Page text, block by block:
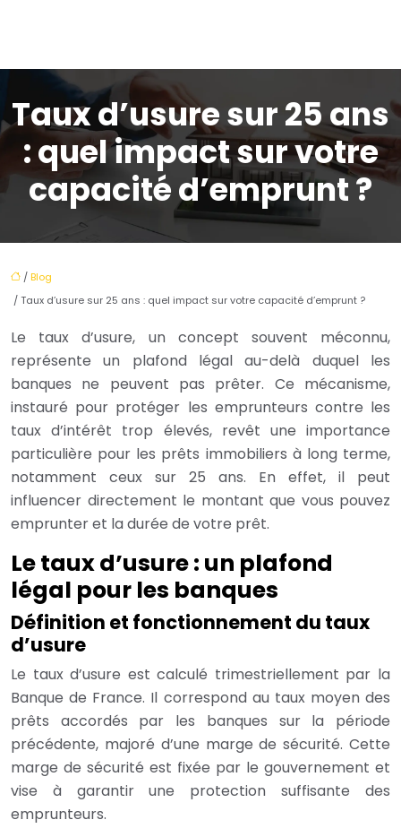
Taux d’usure sur 25 ans
: quel impact sur votre
capacité d’emprunt ?
/ Blog
/ Taux d’usure sur 25 ans : quel impact sur votre capacité d’emprunt ?
Le taux d’usure, un concept souvent méconnu,
représente un plafond légal au-delà duquel les
banques ne peuvent pas prêter. Ce mécanisme,
instauré pour protéger les emprunteurs contre les
taux d’intérêt trop élevés, revêt une importance
particulière pour les prêts immobiliers à long terme,
notamment ceux sur 25 ans. En effet, il peut
influencer directement le montant que vous pouvez
emprunter et la durée de votre prêt.
Le taux d’usure : un plafond
légal pour les banques
Définition et fonctionnement du taux
d’usure
Le taux d’usure est calculé trimestriellement par la
Banque de France. Il correspond au taux moyen des
prêts accordés par les banques sur la période
précédente, majoré d’une marge de sécurité. Cette
marge de sécurité est fixée par le gouvernement et
vise à garantir une protection suffisante des
emprunteurs.